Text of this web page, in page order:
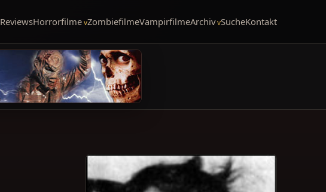
ReviewsHorrorfilme ZombiefilmeVampirfilmeArchiv SucheKontakt